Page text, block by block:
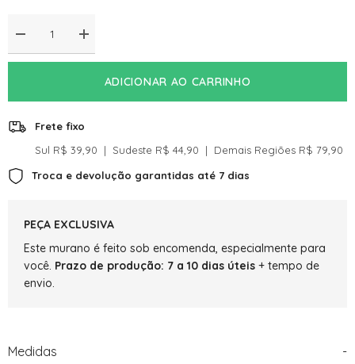
Diminuir
a
quantidade
De
Em
Murano
Trouxinha
Esmeralda
Aumentar
a
quantidade
Vaso
De
Em
Trouxinha
Lecce
Esmeralda
ADICIONAR AO CARRINHO
Frete fixo
Sul R$ 39,90 ‎ | ‎ Sudeste R$ 44,90 ‎ | ‎ Demais Regiões R$ 79,90‎‎
Troca e devolução garantidas até 7 dias
PEÇA EXCLUSIVA
Este murano é feito sob encomenda, especialmente para
você. Prazo de produção: 7 a 10 dias úteis + tempo de
envio.
Medidas -